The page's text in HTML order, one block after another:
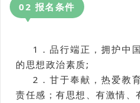
02 报名条件
1．品行端正，拥护中
的思想政治素质;
2．甘于奉献，热爱教
责任感；有思想、有激情、